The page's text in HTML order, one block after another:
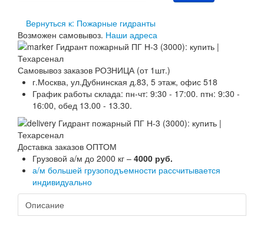
Сертификаты
Вопрос-Ответ
Контакты
Вернуться к: Пожарные гидранты
Возможен самовывоз. Наши адреса
Самовывоз заказов РОЗНИЦА (от 1шт.)
г.Москва, ул.Дубнинская д.83, 5 этаж, офис 518
График работы склада: пн-чт: 9:30 - 17:00. птн: 9:30 -
16:00, обед 13.00 - 13.30.
Доставка заказов ОПТОМ
Грузовой а/м до 2000 кг – 4000 руб.
а/м большей грузоподъемности рассчитывается
индивидуально
Описание